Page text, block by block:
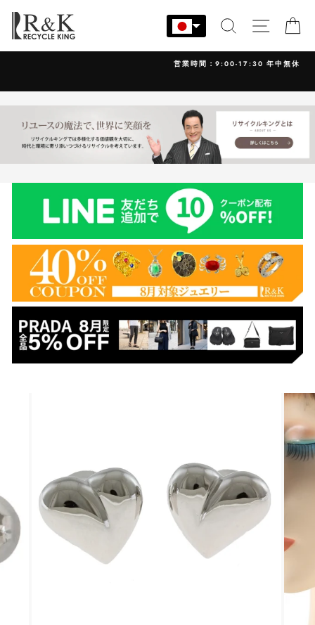
ン
す
検索 サイト
営業時間：9:00-17:30 年中無休